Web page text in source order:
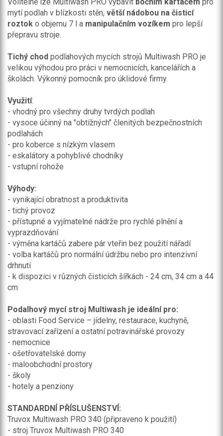
mytí podlah v blízkosti stěn, větší nádobou na čisticí
roztok o objemu 7 l a manipulačním vozíkem pro lepší
přepravu stroje.
Tichý chod podlahových mycích strojů Multiwash PRO je
velikou výhodou pro práci v nemocnicích, kancelářích a
školách. Výkonný pomocník pro úklidové firmy.
Využití:
- vhodný pro všechny druhy tvrdých podlah
- vysoce účinný na "obtížných" členitých bezpečnostních
podlahách
- pro koberce s nízkým vlasem
- eskalátory a pohyblivé chodníky
- vstupní rohože
Výhody:
- vynikající obratnost a produktivita
- tichý provoz
- přístupné a vyjímatelné nádrže pro rychlé plnění a
vyprazdňování
- výměna kartáčů zabere pár vteřin bez použití nářadí
- volba kartáčů pro normální údržbu nebo pro intenzivní
drhnutí
- k dispozici v různých čisticích šířkách - 24 cm, 34 cm a 44
cm
Podalhový mycí stroj Multiwash je ideální pro:
- oblasti Food Service – jídelny, restaurace, kuchyně,
stravovací zařízení a ostatní potravinářské provozy
- nemocnice
- ošetřovatelské domy
- maloobchodní prostory
- školy
- hotely a penziony
STANDARDNÍ PŘÍSLUŠENSTVÍ:
Truvox Multiwash PRO 340 (připraveno k použití)
- stroj Truvox Multiwash PRO 340